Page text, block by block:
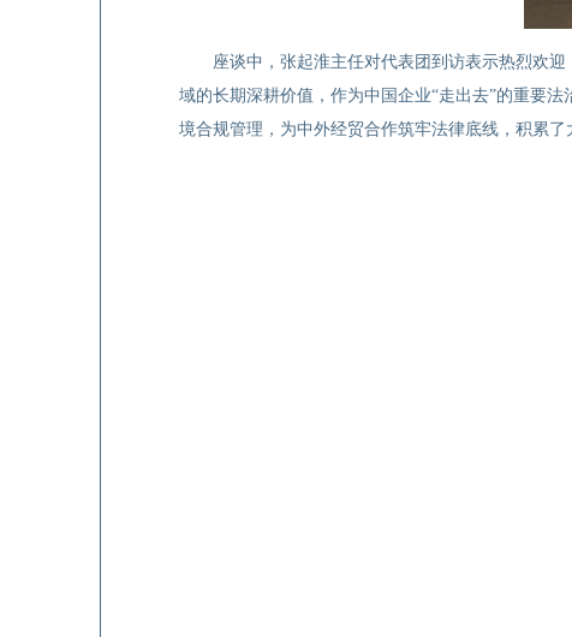
座谈中，张起淮主任对代表团到访表示热烈欢
域的长期深耕价值，作为中国企业“走出去”的重要法
境合规管理，为中外经贸合作筑牢法律底线，积累了